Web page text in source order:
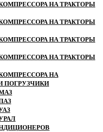
НА ТРАКТОРЫ
НА ТРАКТОРЫ
НА ТРАКТОРЫ
НА ТРАКТОРЫ
НА
ПОГРУЗЧИКИ